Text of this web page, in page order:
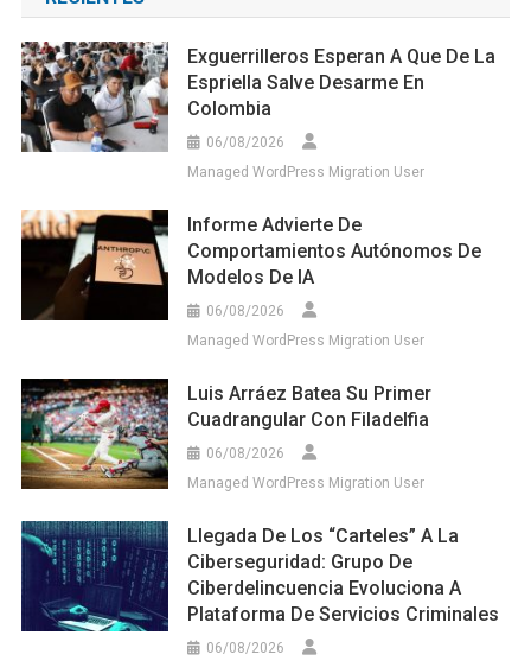
Exguerrilleros Esperan A Que De La
Espriella Salve Desarme En
Colombia
06/08/2026
Managed WordPress Migration User
Informe Advierte De
Comportamientos Autónomos De
Modelos De IA
06/08/2026
Managed WordPress Migration User
Luis Arráez Batea Su Primer
Cuadrangular Con Filadelfia
06/08/2026
Managed WordPress Migration User
Llegada De Los “carteles” A La
Ciberseguridad: Grupo De
Ciberdelincuencia Evoluciona A
Plataforma De Servicios Criminales
06/08/2026